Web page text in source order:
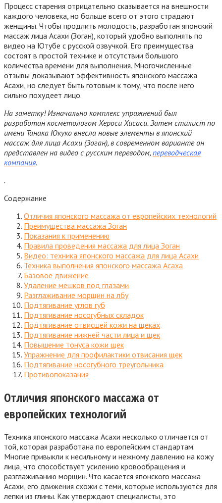
Процесс старения отрицательно сказывается на внешности
каждого человека, но больше всего от этого страдают
женщины. Чтобы продлить молодость, разработан японский
массаж лица Асахи (Зоган), который удобно выполнять по
видео на Ютубе с русской озвучкой. Его преимущества
состоят в простой технике и отсутствии большого
количества времени для выполнения. Многочисленные
отзывы доказывают эффективность японского массажа
Асахи, но следует быть готовым к тому, что после него
сильно похудеет лицо.
На заметку! Изначально комплекс упражнений был
разработан косметологом Хероси Хисаси. Затем стилист по
имени Танака Юкуко внесла новые элементы в японский
массаж для лица Асахи (Зоган), в современном варианте он
представлен на видео с русским переводом, переводческая
компания.
.
Содержание
Отличия японского массажа от европейских технологий
Преимущества массажа Зоган
Показания к применению
Правила проведения массажа для лица Зоган
Видео: техника японского массажа для лица Асахи
Техника выполнения японского массажа Асаха
Базовое движение
Удаление мешков под глазами
Разглаживание морщин на лбу
Подтягивание углов губ
Подтягивание носогубных складок
Подтягивание отвисшей кожи на щеках
Подтягивание нижней части лица и щек
Повышение тонуса кожи щек
Упражнение для профилактики отвисания щек
Подтягивание носогубного треугольника
Противопоказания
Отличия японского массажа от
европейских технологий
Техника японского массажа Асахи несколько отличается от
той, которая разработана по европейским стандартам.
Многие привыкли к несильному и нежному давлению на кожу
лица, что способствует усилению кровообращения и
разглаживанию морщин. Что касается японского массажа
Асахи, его движения схожи с теми, которые используются для
лепки из глины. Как утверждают специалисты, это